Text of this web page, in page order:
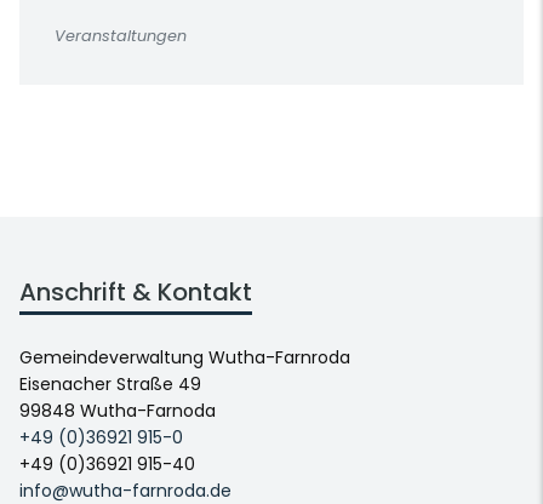
Veranstaltungen
Anschrift & Kontakt
Gemeindeverwaltung Wutha-Farnroda
Eisenacher Straße 49
99848 Wutha-Farnoda
+49 (0)36921 915-0
+49 (0)36921 915-40
info@wutha-farnroda.de